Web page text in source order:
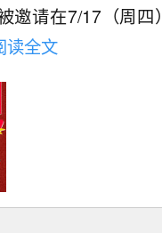
邀请在7/17（周四
读全文